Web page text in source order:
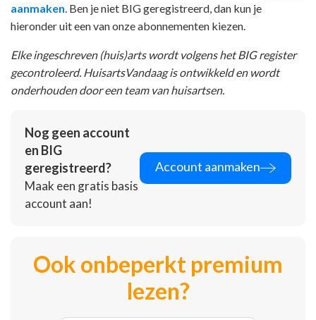
aanmaken . Ben je niet BIG geregistreerd, dan kun je
hieronder uit een van onze abonnementen kiezen.
Elke ingeschreven (huis)arts wordt volgens het BIG register
gecontroleerd. HuisartsVandaag is ontwikkeld en wordt
onderhouden door een team van huisartsen.
Nog geen account
en BIG
geregistreerd?
Maak een gratis basis
account aan!
Account aanmaken
Ook onbeperkt premium
lezen?